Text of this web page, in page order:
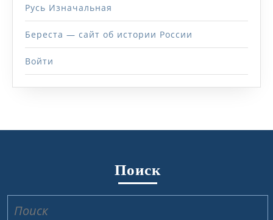
Русь Изначальная
Береста — сайт об истории России
Войти
Поиск